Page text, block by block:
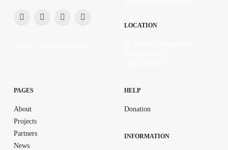
LOCATION
PAGES
About
Projects
Partners
News
HELP
Donation
INFORMATION